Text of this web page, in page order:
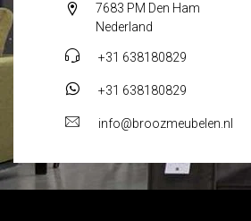
7683 PM Den Ham
Nederland
+31 638180829
+31 638180829
info@broozmeubelen.nl